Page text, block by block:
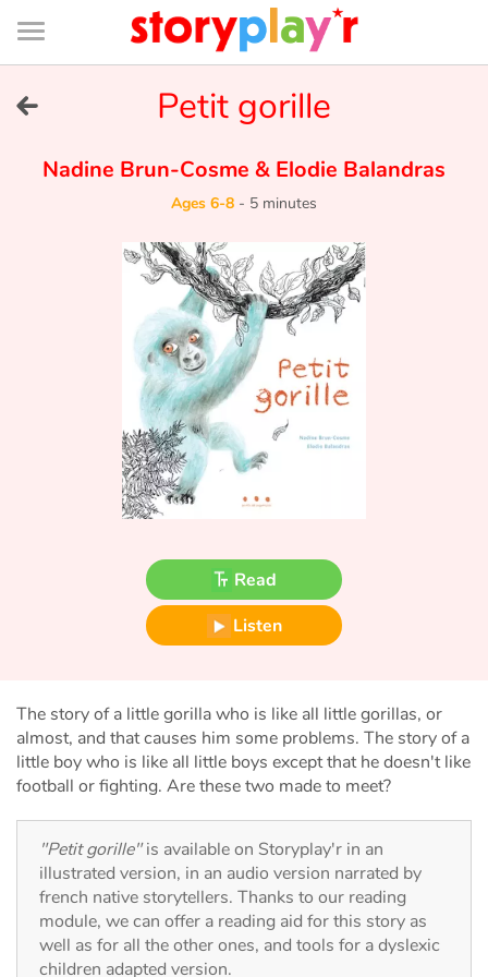
Connexion
Bibliothèque
de
page
Tales and classics in french
Fable, myth, literature and poetry
Princesses and princes, kings, queens and dragons
Ogres, monsters and witches
Ecology, nature, seasons
The animals
Travel, epic, investigation, adventure
Around the world
Learning
Petit gorille
Nadine Brun-Cosme & Elodie Balandras
Ages 6-8 - 5 minutes
Read
Listen
The story of a little gorilla who is like all little gorillas, or
almost, and that causes him some problems. The story of a
little boy who is like all little boys except that he doesn't like
football or fighting. Are these two made to meet?
"Petit gorille"is available on Storyplay'r in an
illustrated version, in an audio version narrated by
french native storytellers. Thanks to our reading
module, we can offer a reading aid for this story as
well as for all the other ones, and tools for a dyslexic
children adapted version.